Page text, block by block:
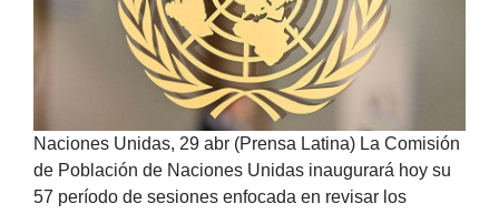
Naciones Unidas, 29 abr (Prensa Latina) La Comisión
de Población de Naciones Unidas inaugurará hoy su
57 período de sesiones enfocada en revisar los